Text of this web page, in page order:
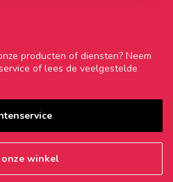
producten of diensten? Neem
of lees de veelgestelde
onze winkel